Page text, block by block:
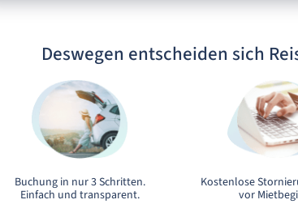
Deswegen entscheiden sich
Buchung in nur 3 Schritten.
Einfach und transparent.
Kostenlose
vor